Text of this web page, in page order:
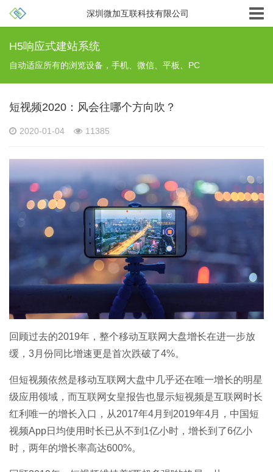
H5响应式建站系统
自动适应所有的浏览设备，手机、微信、平板、PC
短视频2020：风会往哪个方向吹？
2020-01-04 11385
回顾过去的2019年，整个移动互联网大盘增长在进一步放
缓，3月份同比增速更是首次跌破了4%。
但短视频依然是移动互联网大盘中几乎还在唯一增长的明星
级应用领域，而互联网女皇报告也显示短视频是互联网时长
红利唯一的增长入口，从2017年4月到2019年4月，中国短
视频App日均使用时长已从不到1亿小时，增长到了6亿小
时，两年的增长率高达600%。
深圳微加互联科技有限公司